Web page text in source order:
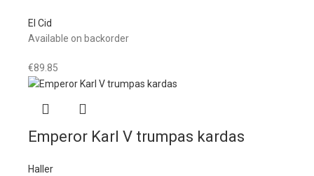
El Cid
Available on backorder
€89.85
Emperor Karl V trumpas kardas
Haller